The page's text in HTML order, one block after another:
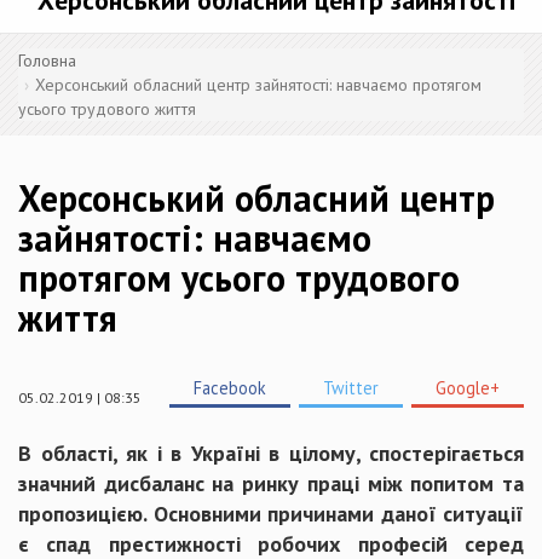
Головна
Херсонський обласний центр зайнятості: навчаємо протягом
усього трудового життя
Херсонський обласний центр
зайнятості: навчаємо
протягом усього трудового
життя
05.02.2019 | 08:35 Facebook Twitter Google+
В області, як і в Україні в цілому, спостерігається
значний дисбаланс на ринку праці між попитом та
пропозицією. Основними причинами даної ситуації
є спад престижності робочих професій серед